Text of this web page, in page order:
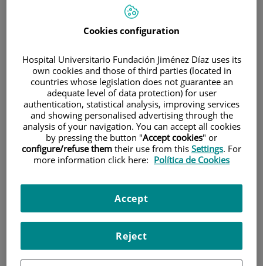
Pacientes y visitantes
Investigación
Cookies configuration
Hospital Universitario Fundación Jiménez Díaz uses its
own cookies and those of third parties (located in
countries whose legislation does not guarantee an
adequate level of data protection) for user
authentication, statistical analysis, improving services
and showing personalised advertising through the
analysis of your navigation. You can accept all cookies
by pressing the button "Accept cookies" or
configure/refuse them their use from this Settings. For
more information click here: Política de Cookies
Reject
Accept